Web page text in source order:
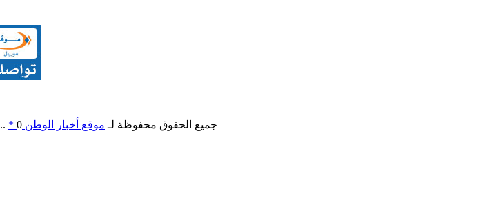
.. * جميع الحقوق محفوظة لـ موقع أخبار الوطن 0